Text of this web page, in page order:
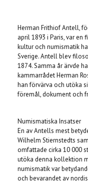
Herman Frithiof Antell,
april 1893 i Paris, var
kultur och numismatik
Sverige. Antell blev
1874. Samma år ärvde
kammarrådet Herman
han förvärva och utöka
föremål, dokument och
Numismatiska Insatser
En av Antells mest
Wilhelm Stiernstedts
omfattade cirka 10 000
utöka denna kollektion
numismatik var
och bevarandet av